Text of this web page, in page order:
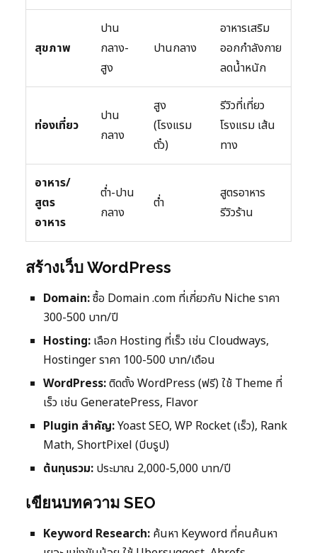
สุขภาพ
ปาน
กลาง-
สูง
ปานกลาง
อาหารเสริม
ออกกำลังกาย
ลดน้ำหนัก
ท่องเที่ยว
ปาน
กลาง
สูง
(โรงแรม
ตั๋ว)
รีวิวที่เที่ยว
โรงแรม เส้น
ทาง
อาหาร/
สูตร
อาหาร
ต่ำ-ปาน
กลาง
ต่ำ
สูตรอาหาร
รีวิวร้าน
สร้างเว็บ WordPress
Domain:ซื้อ Domain .com ที่เกี่ยวกับ Niche ราคา
300-500 บาท/ปี
Hosting: เลือก Hosting ที่เร็ว เช่น Cloudways,
Hostinger ราคา 100-500 บาท/เดือน
WordPress:ติดตั้ง WordPress (ฟรี) ใช้ Theme ที่
เร็ว เช่น GeneratePress, Flavor
Plugin สำคัญ:Yoast SEO, WP Rocket (เร็ว), Rank
Math, ShortPixel (บีบรูป)
ต้นทุนรวม: ประมาณ 2,000-5,000 บาท/ปี
เขียนบทความ SEO
Keyword Research: ค้นหา Keyword ที่คนค้นหา